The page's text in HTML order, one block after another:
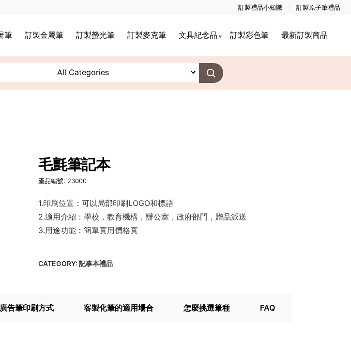
訂製禮品小知識 訂製原子筆禮品
筆 訂製金屬筆 訂製螢光筆 訂製麥克筆 文具紀念品 訂製彩色筆 最新訂製商品
毛氈筆記本
產品編號: 23000
1.印刷位置：可以局部印刷LOGO和標語
2.適用介紹：學校，教育機構，辦公室，政府部門，贈品派送
3.用途功能：簡單實用價格實
CATEGORY:記事本禮品
告筆印刷方式 客製化筆的適用場合 怎麼挑選筆種 FAQ